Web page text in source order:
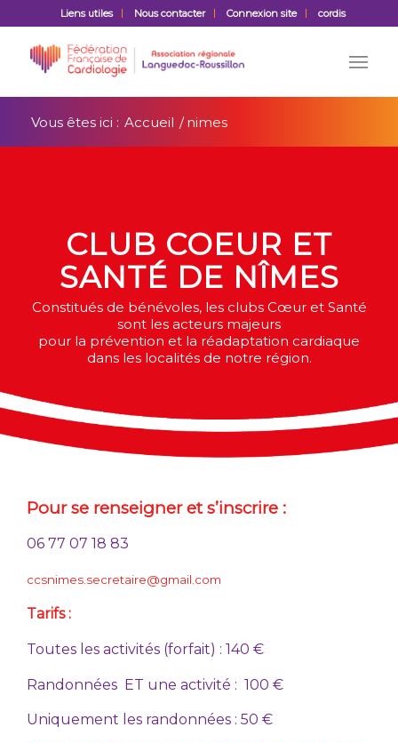
Liens utiles Nous contacter Connexion site cordis
Vous êtes ici : Accueil / nimes
CLUB COEUR ET
SANTÉ DE NÎMES
Constitués de bénévoles, les clubs Cœur et Santé
sont les acteurs majeurs
pour la prévention et la réadaptation cardiaque
dans les localités de notre région.
Pour se renseigner et s’inscrire :
06 77 07 18 83
ccsnimes.secretaire@gmail.com
Tarifs :
Toutes les activités (forfait) : 140 €
Randonnées ET une activité : 100 €
Uniquement les randonnées : 50 €